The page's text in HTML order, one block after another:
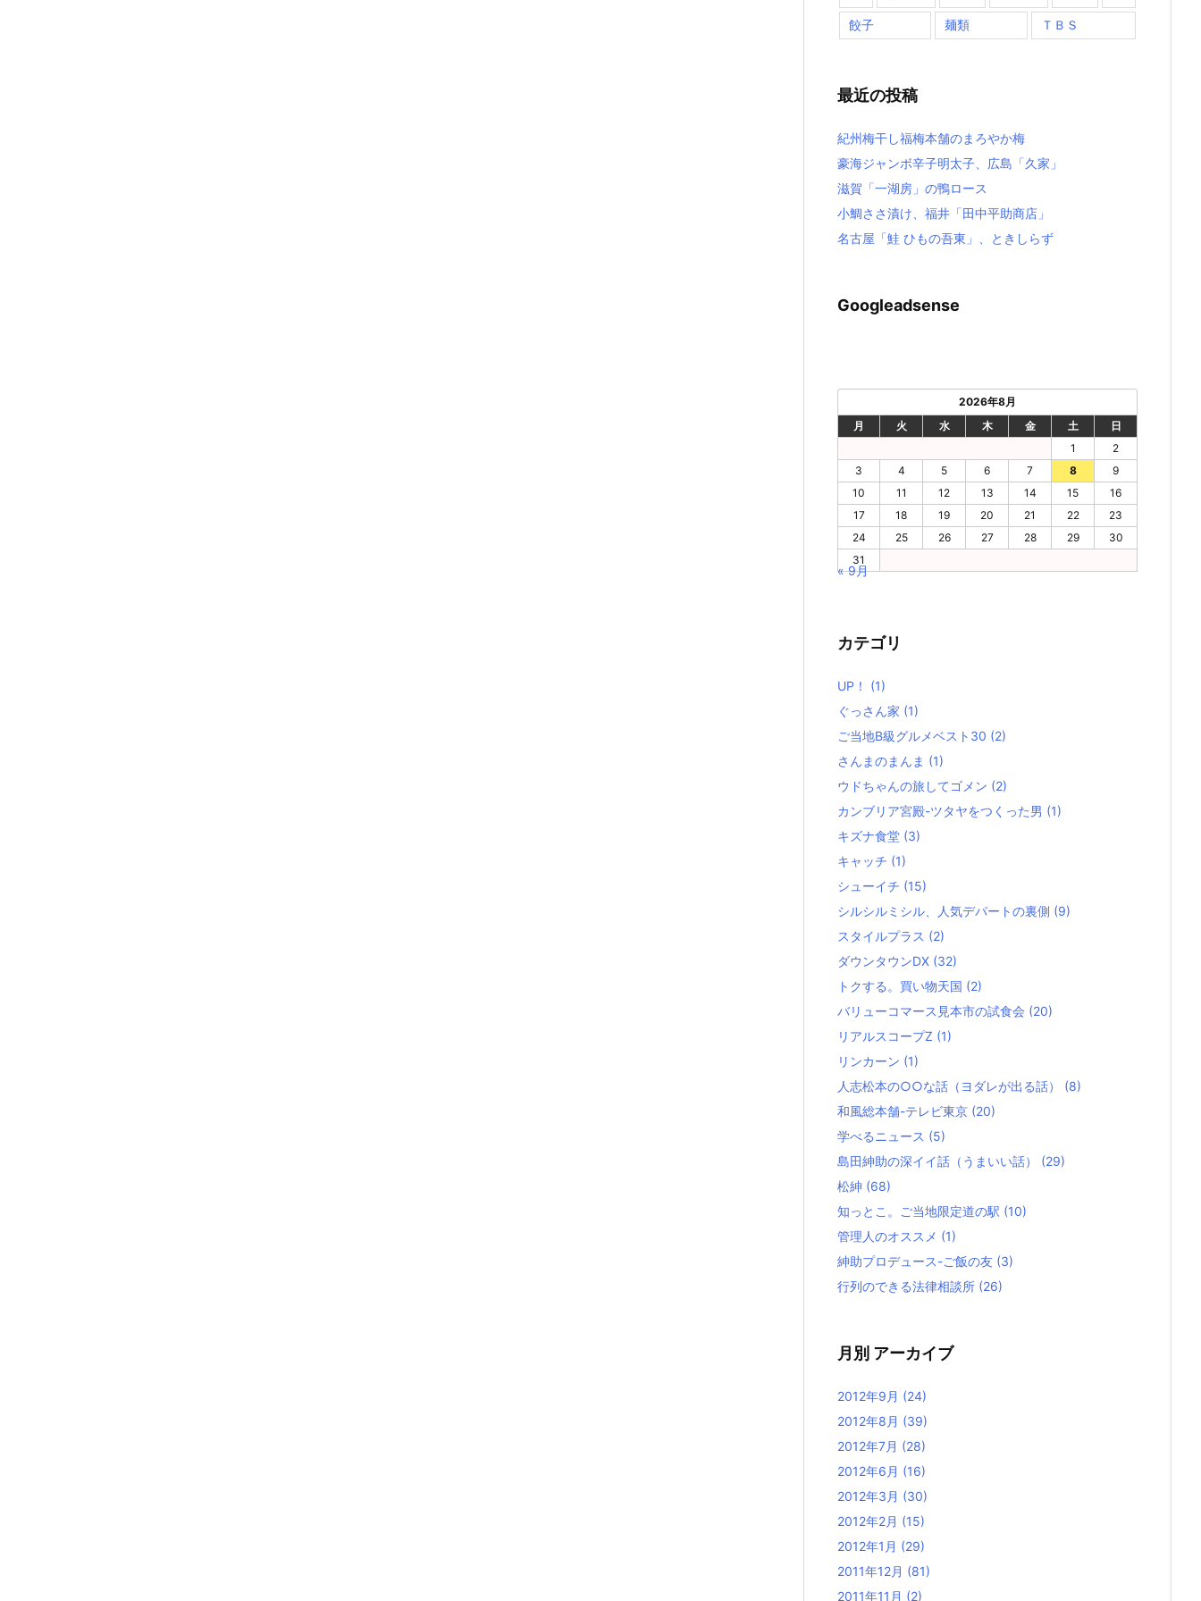
餃子 麺類 ＴＢＳ
最近の投稿
紀州梅干し福梅本舗のまろやか梅
豪海ジャンボ辛子明太子、広島「久家」
滋賀「一湖房」の鴨ロース
小鯛ささ漬け、福井「田中平助商店」
名古屋「鮭 ひもの吾東」、ときしらず
Googleadsense
2026年8月
月
火 水 木 金 土
日
1
2
3
4 5 6 7 8
9
10
11 12 13 14 15
16
17
18 19 20 21 22
23
24
25 26 27 28 29
30
31
« 9月
カテゴリ
UP！ (1)
ぐっさん家 (1)
ご当地B級グルメベスト30 (2)
さんまのまんま (1)
ウドちゃんの旅してゴメン (2)
カンブリア宮殿-ツタヤをつくった男 (1)
キズナ食堂 (3)
キャッチ (1)
シューイチ (15)
シルシルミシル、人気デパートの裏側 (9)
スタイルプラス (2)
ダウンタウンDX (32)
トクする。買い物天国 (2)
バリューコマース見本市の試食会 (20)
リアルスコープZ (1)
リンカーン (1)
人志松本の○○な話（ヨダレが出る話） (8)
和風総本舗-テレビ東京 (20)
学べるニュース (5)
島田紳助の深イイ話（うまいい話） (29)
松紳 (68)
知っとこ。ご当地限定道の駅 (10)
管理人のオススメ (1)
紳助プロデュース-ご飯の友 (3)
行列のできる法律相談所 (26)
月別 アーカイブ
2012年9月 (24)
2012年8月 (39)
2012年7月 (28)
2012年6月 (16)
2012年3月 (30)
2012年2月 (15)
2012年1月 (29)
2011年12月 (81)
2011年11月 (2)